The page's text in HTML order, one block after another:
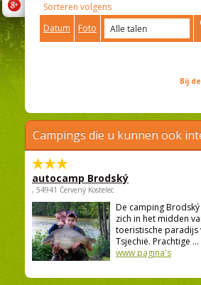
Sorteren volgens
Datum
Foto
Bij
Campings die u kunnen ook
autocamp Brodský
, 54941 Červený Kostelec
De camping
zich in het midden
toeristische paradijs
Tsjechië. Prachtige ...
www pagina's